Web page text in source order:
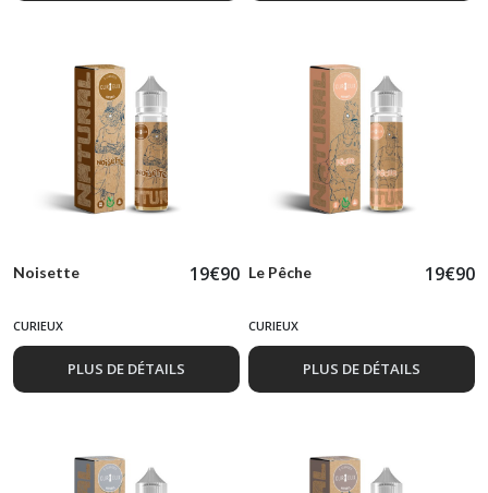
Noisette 19€90
CURIEUX
PLUS DE DÉTAILS
Le Pêche 19€90
CURIEUX
PLUS DE DÉTAILS